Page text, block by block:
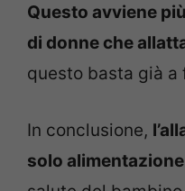
Questo avviene
di donne che
questo basta già a
In conclusione,
solo alimentazione